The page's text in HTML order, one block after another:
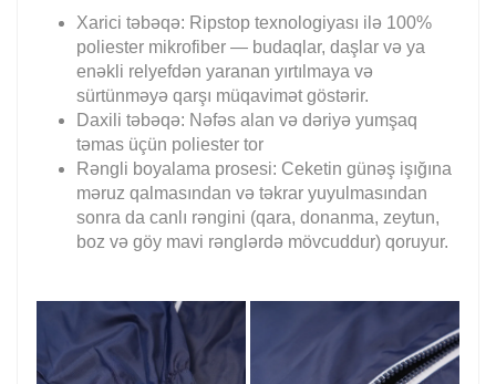
Xarici təbəqə: Ripstop texnologiyası ilə 100%
poliester mikrofiber — budaqlar, daşlar və ya
enəkli relyefdən yaranan yırtılmaya və
sürtünməyə qarşı müqavimət göstərir.
Daxili təbəqə: Nəfəs alan və dəriyə yumşaq
təmas üçün poliester tor
Rəngli boyalama prosesi: Ceketin günəş işığına
məruz qalmasından və təkrar yuyulmasından
sonra da canlı rəngini (qara, donanma, zeytun,
boz və göy mavi rənglərdə mövcuddur) qoruyur.